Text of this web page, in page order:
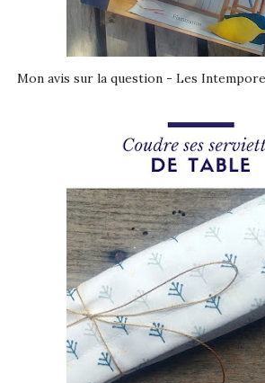
Mon avis sur la question - Les